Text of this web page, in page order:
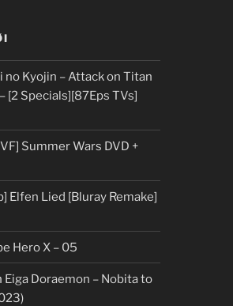
no Kyojin – Attack on Titan
[2 Specials][87Eps TVs]
Summer Wars DVD +
Elfen Lied [Bluray Remake]
Hero X – 05
Eiga Doraemon – Nobita to